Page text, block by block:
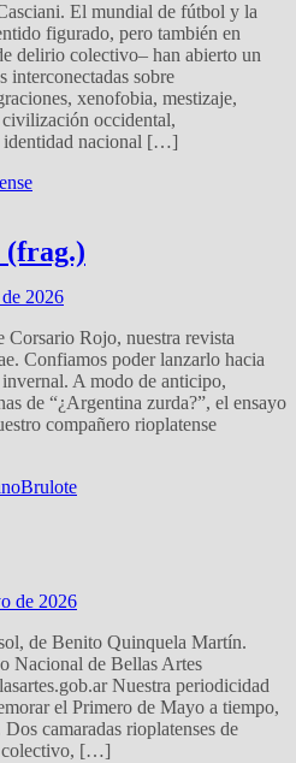
El mundial de fútbol y la
figurado, pero también en
delirio colectivo– han abierto un
interconectadas sobre
xenofobia, mestizaje,
occidental,
identidad nacional […]
(frag.)
2026
Corsario Rojo, nuestra revista
Confiamos poder lanzarlo hacia
A modo de anticipo,
de “¿Argentina zurda?”, el ensayo
compañero rioplatense
Brulote
de 2026
de Benito Quinquela Martín.
Nacional de Bellas Artes
Nuestra periodicidad
el Primero de Mayo a tiempo,
camaradas rioplatenses de
colectivo, […]